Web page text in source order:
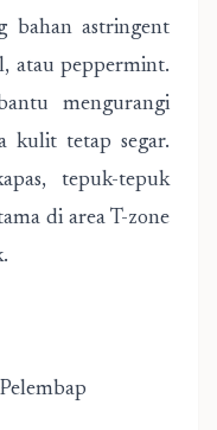
bahan astringent
atau peppermint.
mengurangi
kulit tetap segar.
tepuk-tepuk
di area T-zone